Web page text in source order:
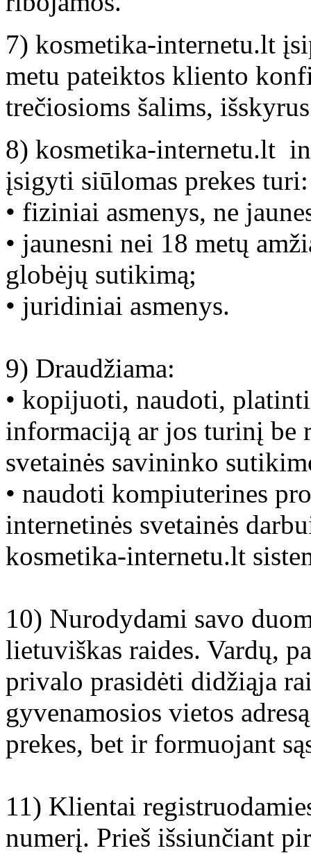
7) kosmetika-internetu.lt
metu pateiktos kliento
trečiosioms šalims,
8) kosmetika-internetu.lt
įsigyti siūlomas prekes turi:
• fiziniai asmenys, ne
• jaunesni nei 18 metų
globėjų sutikimą;
• juridiniai asmenys.
9) Draudžiama:
• kopijuoti, naudoti,
informaciją ar jos turinį be
svetainės savininko
• naudoti kompiuterines
internetinės svetainės
kosmetika-internetu.lt
10) Nurodydami savo
lietuviškas raides. Vardų,
privalo prasidėti didžiąja
gyvenamosios vietos
prekes, bet ir formuojant
11) Klientai
numerį. Prieš išsiunčiant